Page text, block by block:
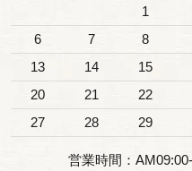
1
6
7 8
13
14 15
20
21 22
27
28 29
営業時間：